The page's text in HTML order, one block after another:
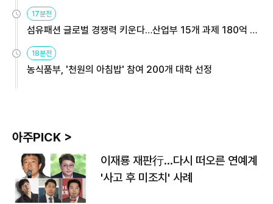
용해야
17분전
섬유패션 글로벌 경쟁력 키운다…산업부 15개 과제 180억 지
원
18분전
농식품부, '천원의 아침밥' 참여 200개 대학 선정
아주PICK >
이재룡 재판行…다시 떠오른 연예계
'사고 후 미조치' 사례